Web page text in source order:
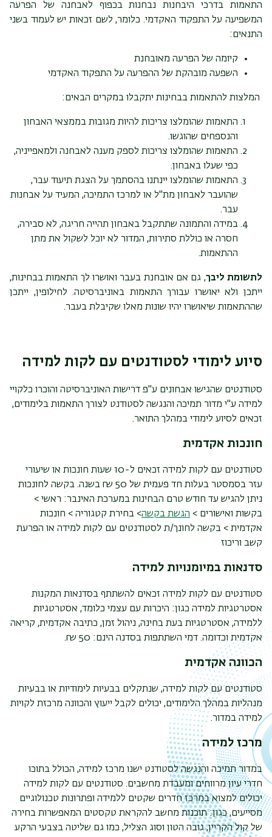
התאמות בדרכי היבחנות נבחנות בכפוף לאבחנה של הפרעה
המשפיעה על התפקוד האקדמי. כלומר, לשם זכאות יש לעמוד בשני
התנאים:
קיומה של הפרעה מאובחנת
השפעה מובהקת של ההפרעה על התפקוד האקדמי
המלצות להתאמות בבחינות יתקבלו במקרים הבאים:
התאמות שהומלצו צריכות להיות מגובות בממצאי האבחון
והנספחים שהוגשו.
התאמות שהומלצו צריכות לספק מענה לאבחנה ולמאפייניה,
כפי שעלו באבחון.
התאמות שהומלצו יינתנו בהסתמך על הצגת תיעוד עבר,
שהועבר לאבחון מת"ל או למרכז התמיכה, המעיד על אבחנות
עבר.
במידה והתמונה שתתקבל באבחון תהייה חריגה, לא סבירה,
חסרה או כוללת סתירות, המדור לא יוכל לשקול את מתן
ההתאמות.
לתשומת ליבך, גם אם אובחנת בעבר ואושרו לך התאמות בבחינות,
ייתכן ולא יאושרו עבורך התאמות באוניברסיטה. לחילופין, ייתכן
שההתאמות שיאושרו יהיו שונות מאלו שקיבלת בעבר.
סיוע לימודי לסטודנטים עם לקות למידה
סטודנטים שהגישו אבחונים ע"פ דרישות האוניברסיטה והוכרו כלקויי
למידה ע"י מדור תמיכה והנגשה לסטודנט לצורך התאמות בלימודים,
זכאים לסיוע לימודי במהלך התואר.
חונכות אקדמית
סטודנטים עם לקות למידה זכאים ל-10 שעות חונכות או שיעורי
עזר בסמסטר בעלות חד פעמית של 50 ₪ בשנה. בקשה לחונכות
ניתן להגיש עד חודש טרם הבחינות במערכת האינבר: ראשי >
בקשות ואישורים > הגשת בקשה> בחירת קטגוריה > חונכות
אקדמית > בקשה לחונך/ת לסטודנטים עם לקות למידה או הפרעת
קשב וריכוז
סדנאות במיומנויות למידה
סטודנטים עם לקות למידה זכאים להשתתף בסדנאות המקנות
אסטרטגיות למידה כגון: היכרות עם עצמי כלומד, אסטרטגיות
ללמידה, אסטרטגיות בעת בחינה, ניהול זמן, כתיבה אקדמית, קריאה
אקדמית וכדומה. דמי השתתפות בסדנה הינם: 50 ₪.
הכוונה אקדמית
סטודנטים עם לקות למידה, שנתקלים בבעיות לימודיות או בבעיות
מנהליות במהלך הלימודים, יכולים לקבל ייעוץ והכוונה מרכזת לקויות
למידה במדור.
מרכז למידה
במדור תמיכה והנגשה לסטודנט ישנו מרכז למידה, הכולל בתוכו
חדרי עיון מרווחים ומעבדת מחשבים. סטודנטים עם לקות למידה
יכולים למצוא במרכז חדרים שקטים ללמידה ופתרונות טכנולוגיים
מסייעים, כגון: תוכנות מחשב להקראת טקסטים המאפשרות בחירה
של קול הקריין, גובה הטון וסוג הצליל, כמו גם שליטה בצבעי הרקע